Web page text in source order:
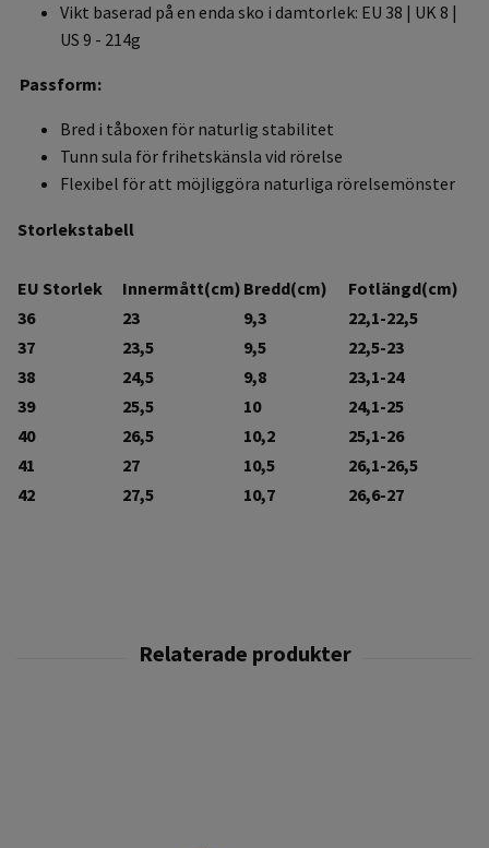
Vikt baserad på en enda sko i damtorlek: EU 38 | UK 8 |
US 9 - 214g
Passform:
Bred i tåboxen för naturlig stabilitet
Tunn sula för frihetskänsla vid rörelse
Flexibel för att möjliggöra naturliga rörelsemönster
Storlekstabell
EU Storlek Innermått(cm) Bredd(cm)
Fotlängd(cm)
36
23 9,3
22,1-22,5
37
23,5 9,5
22,5-23
38
24,5 9,8
23,1-24
39
25,5 10
24,1-25
40
26,5 10,2
25,1-26
41
27 10,5
26,1-26,5
42
27,5 10,7 26,6-27